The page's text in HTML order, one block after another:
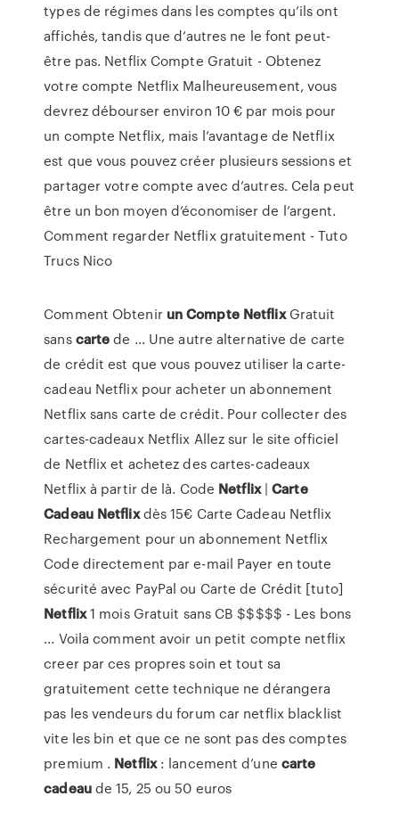
types de régimes dans les comptes qu’ils ont
affichés, tandis que d’autres ne le font peut-
être pas. Netflix Compte Gratuit - Obtenez
votre compte Netflix Malheureusement, vous
devrez débourser environ 10 € par mois pour
un compte Netflix, mais l’avantage de Netflix
est que vous pouvez créer plusieurs sessions et
partager votre compte avec d’autres. Cela peut
être un bon moyen d’économiser de l’argent.
Comment regarder Netflix gratuitement - Tuto
Trucs Nico
Comment Obtenir unCompte NetflixGratuit
sanscartede ... Une autre alternative de carte
de crédit est que vous pouvez utiliser la carte-
cadeau Netflix pour acheter un abonnement
Netflix sans carte de crédit. Pour collecter des
cartes-cadeaux Netflix Allez sur le site officiel
de Netflix et achetez des cartes-cadeaux
Netflix à partir de là. Code Netflix|Carte
Cadeau Netflixdès 15€ Carte Cadeau Netflix
Rechargement pour un abonnement Netflix
Code directement par e-mail Payer en toute
sécurité avec PayPal ou Carte de Crédit [tuto]
Netflix1 mois Gratuit sans CB $$$$$ - Les bons
... Voila comment avoir un petit compte netflix
creer par ces propres soin et tout sa
gratuitement cette technique ne dérangera
pas les vendeurs du forum car netflix blacklist
vite les bin et que ce ne sont pas des comptes
premium . Netflix: lancement d’une carte
cadeaude 15, 25 ou 50 euros